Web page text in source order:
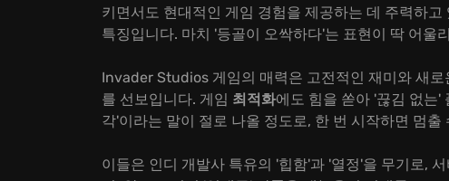
키면서도 현대적인 게임 경험을 제공하는 데 주력하
특징입니다. 마치 '등골이 오싹하다'는 표현이 딱 어울
Invader Studios 게임의 매력은 고전적인 재미와 새
를 선보입니다. 게임 최적화에도 힘을 쏟아 '끊김 없는'
각'이라는 말이 절로 나올 정도로, 한 번 시작하면 멈출
이들은 인디 개발사 특유의 '힙함'과 '열정'을 무기로,